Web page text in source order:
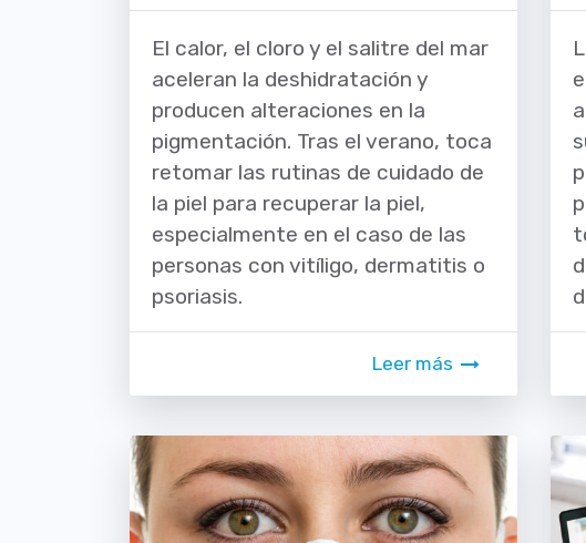
El calor, el cloro y el salitre del mar
aceleran la deshidratación y
producen alteraciones en la
pigmentación. Tras el verano, toca
retomar las rutinas de cuidado de
la piel para recuperar la piel,
especialmente en el caso de las
personas con vitíligo, dermatitis o
psoriasis.
Leer más